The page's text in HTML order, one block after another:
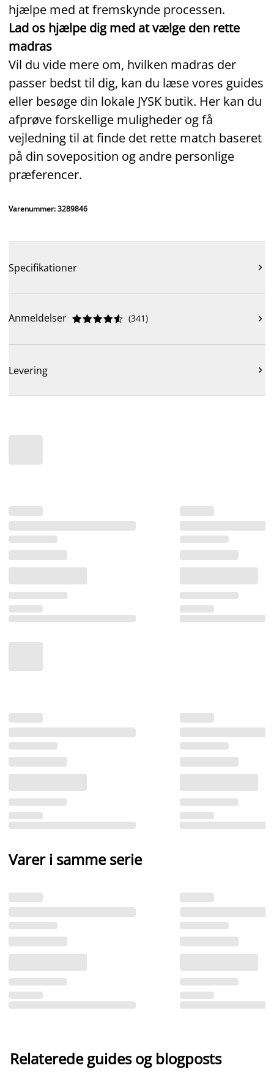
hjælpe med at fremskynde processen.
Lad os hjælpe dig med at vælge den rette
madras
Vil du vide mere om, hvilken madras der
passer bedst til dig, kan du læse vores guides
eller besøge din lokale JYSK butik. Her kan du
afprøve forskellige muligheder og få
vejledning til at finde det rette match baseret
på din soveposition og andre personlige
præferencer.
Varenummer: 3289846
Specifikationer 
Anmeldelser 




 (341) 
Levering 
Varer i samme serie
Relaterede guides og blogposts